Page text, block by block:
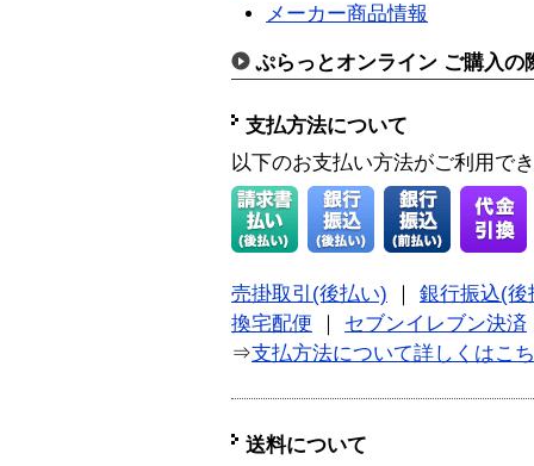
メーカー商品情報
ぷらっとオンライン ご購入の
支払方法について
以下のお支払い方法がご利用で
売掛取引(後払い)
銀行振込(後
換宅配便
セブンイレブン決済
⇒支払方法について詳しくはこ
送料について